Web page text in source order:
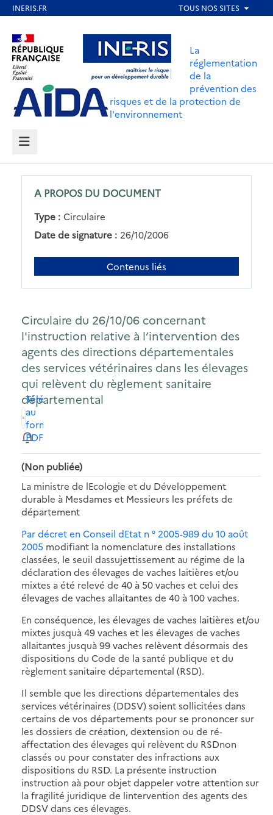
contenu
principal
Aller au contenu Aller au menu
Aller au pied de page
La
réglementation
de la
prévention des
risques et de la protection de
l'environnement
MENU
A PROPOS DU DOCUMENT
Type : Circulaire
Date de signature : 26/10/2006
Contenus liés
Circulaire du 26/10/06 concernant
l'instruction relative à l’intervention des
agents des directions départementales
des services vétérinaires dans les élevages
qui relèvent du règlement sanitaire
départemental
Télécharger
au
format
PDF
(Non publiée)
La ministre de lEcologie et du Développement
durable à Mesdames et Messieurs les préfets de
département
Par décret en Conseil dEtat n ° 2005-989 du 10 août
2005 modifiant la nomenclature des installations
classées, le seuil dassujettissement au régime de la
déclaration des élevages de vaches laitières et/ou
mixtes a été relevé de 40 à 50 vaches et celui des
élevages de vaches allaitantes de 40 à 100 vaches.
En conséquence, les élevages de vaches laitières et/ou
mixtes jusquà 49 vaches et les élevages de vaches
allaitantes jusquà 99 vaches relèvent désormais des
dispositions du Code de la santé publique et du
règlement sanitaire départemental (RSD).
Il semble que les directions départementales des
services vétérinaires (DDSV) soient sollicitées dans
certains de vos départements pour se prononcer sur
les dossiers de création, dextension ou de ré-
affectation des élevages qui relèvent du RSDnon
classés ou pour constater des infractions aux
dispositions du RSD. La présente instruction
instruction aà pour objet dappeler votre attention sur
la fragilité juridique de lintervention des agents des
DDSV dans ces élevages.